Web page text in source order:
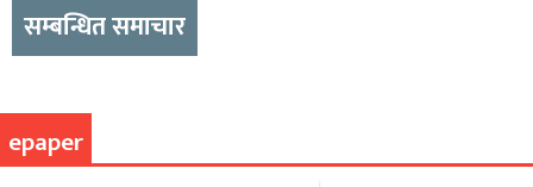
सम्बन्धित समाचार
epaper